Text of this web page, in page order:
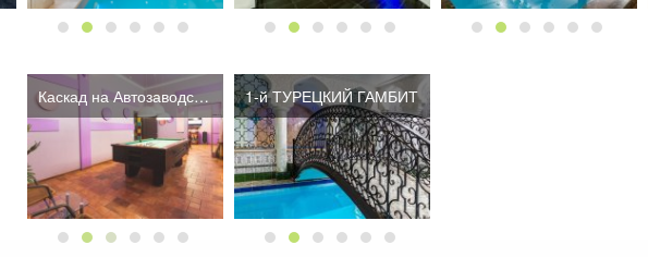
Каскад на Автозаводской
Каскад на Автозаводской 1-й ТУРЕЦКИЙ ГАМБИТ